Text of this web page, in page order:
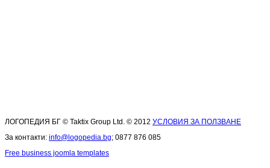
ЛОГОПЕДИЯ БГ © Taktix Group Ltd. © 2012 УСЛОВИЯ ЗА ПОЛЗВАНЕ
За контакти: info@logopedia.bg; 0877 876 085
Free business joomla templates